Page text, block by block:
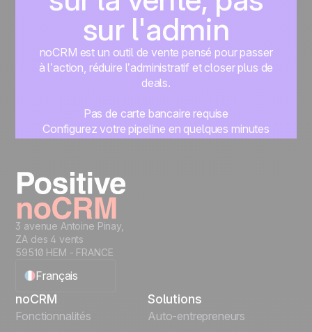
sur l'admin
noCRM est un outil de vente pensé pour passer
à l’action, réduire l’administratif et closer plus de
deals.
Pas de carte bancaire requise
Configurez votre pipeline en quelques minutes
3 avenue Antoine Pinay,
ZA des 4 vents
59510 HEM - FRANCE
Français
English
noCRM
Fonctionnalités
Solutions
Auto-entrepreneurs